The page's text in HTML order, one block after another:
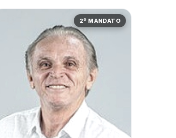
2º MANDATO